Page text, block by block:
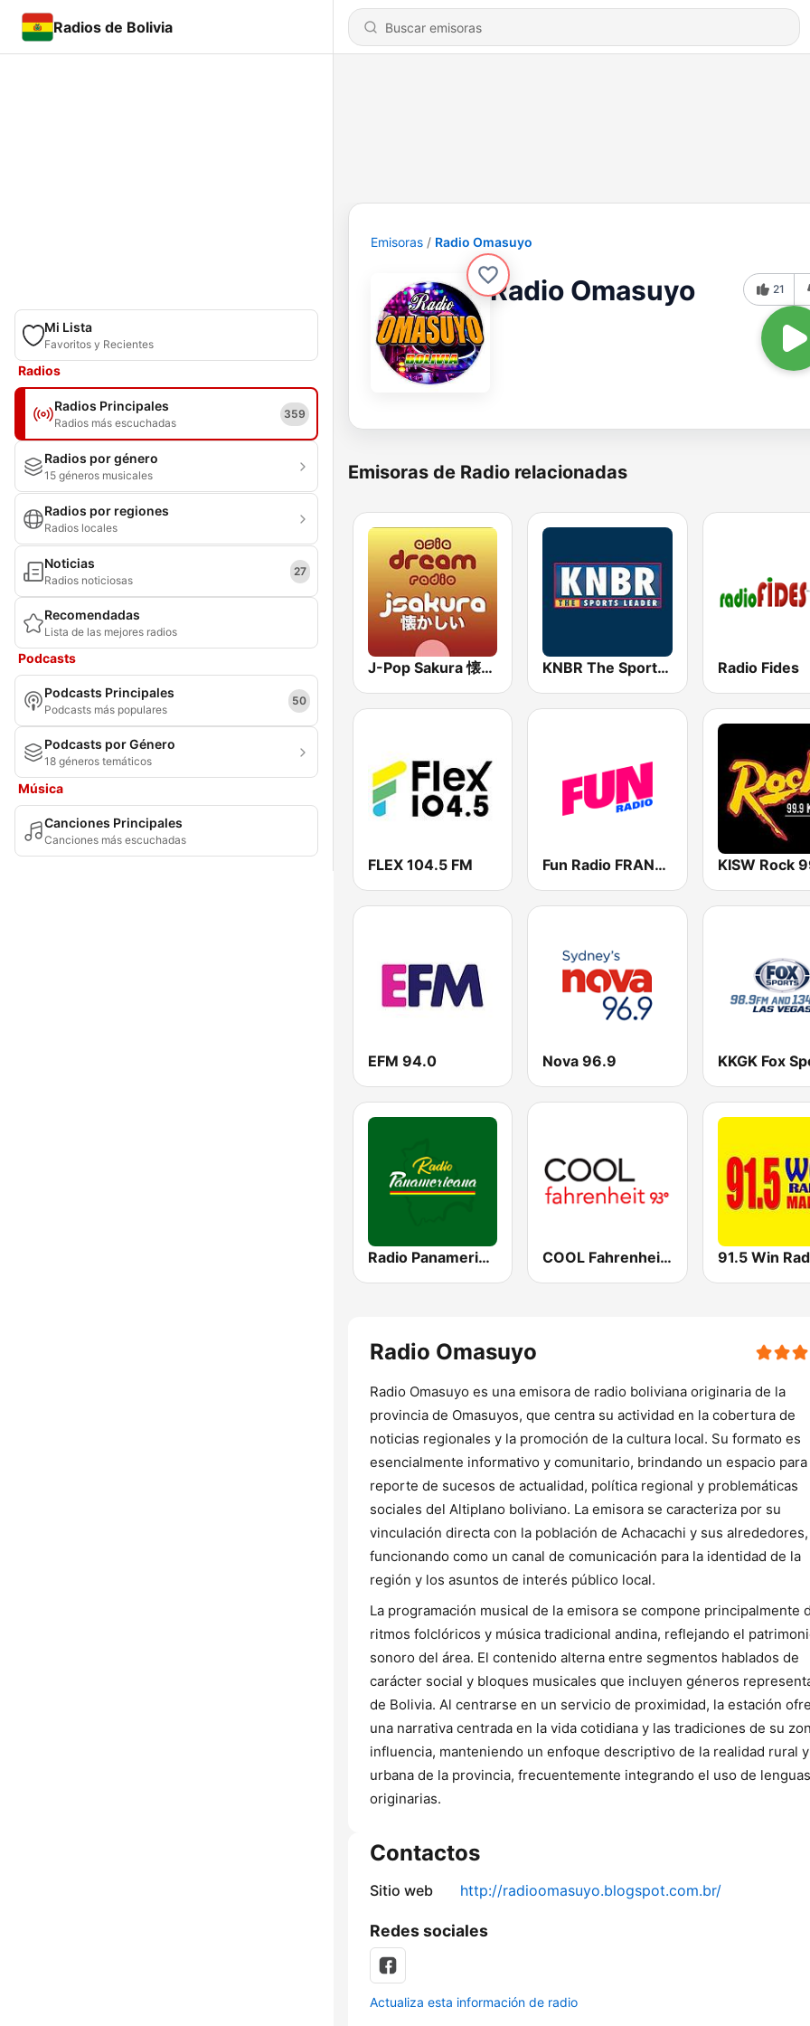
Radios de Bolivia
Mi Lista
Favoritos y Recientes
Radios
Radios Principales
Radios más escuchadas
359
Radios por género
15 géneros musicales
Radios por regiones
Radios locales
Noticias
Radios noticiosas
27
Recomendadas
Lista de las mejores radios
Podcasts
Podcasts Principales
Podcasts más populares
50
Podcasts por Género
18 géneros temáticos
Música
Canciones Principales
Canciones más escuchadas
Emisoras Radio Omasuyo
Radio Omasuyo 21
Emisoras de Radio relacionadas
J-Pop Sakura 懐かしい KNBR The Sports Leader 680 AM Radio Fides
FLEX 104.5 FM Fun Radio FRANCE
EFM 94.0 Nova 96.9
Radio Panamericana COOL Fahrenheit 93 FM
Radio Omasuyo
Radio Omasuyo es una emisora de radio boliviana originaria de la
provincia de Omasuyos, que centra su actividad en la cobertura de
noticias regionales y la promoción de la cultura local. Su formato es
esencialmente informativo y comunitario, brindando un espacio para
reporte de sucesos de actualidad, política regional y problemáticas
sociales del Altiplano boliviano. La emisora se caracteriza por su
vinculación directa con la población de Achacachi y sus alrededores,
funcionando como un canal de comunicación para la identidad de la
región y los asuntos de interés público local.
La programación musical de la emisora se compone principalmente
ritmos folclóricos y música tradicional andina, reflejando el
sonoro del área. El contenido alterna entre segmentos hablados de
carácter social y bloques musicales que incluyen géneros
de Bolivia. Al centrarse en un servicio de proximidad, la estación
una narrativa centrada en la vida cotidiana y las tradiciones de su
influencia, manteniendo un enfoque descriptivo de la realidad rural y
urbana de la provincia, frecuentemente integrando el uso de lenguas
originarias.
Contactos
Sitio web http://radioomasuyo.blogspot.com.br/
Redes sociales
Actualiza esta información de radio